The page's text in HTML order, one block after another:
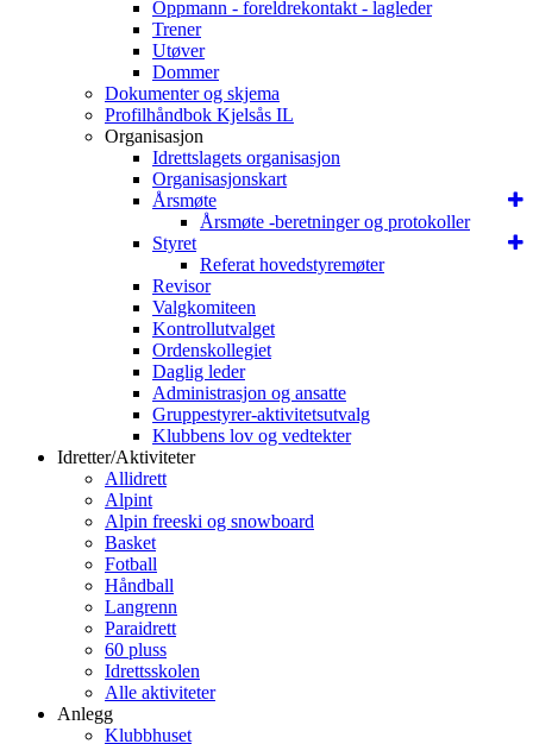
Oppmann - foreldrekontakt - lagleder
Trener
Utøver
Dommer
Dokumenter og skjema
Profilhåndbok Kjelsås IL
Organisasjon
Idrettslagets organisasjon
Organisasjonskart
Årsmøte
Årsmøte -beretninger og protokoller
Styret
Referat hovedstyremøter
Revisor
Valgkomiteen
Kontrollutvalget
Ordenskollegiet
Daglig leder
Administrasjon og ansatte
Gruppestyrer-aktivitetsutvalg
Klubbens lov og vedtekter
Idretter/Aktiviteter
Allidrett
Alpint
Alpin freeski og snowboard
Basket
Fotball
Håndball
Langrenn
Paraidrett
60 pluss
Idrettsskolen
Alle aktiviteter
Anlegg
Klubbhuset